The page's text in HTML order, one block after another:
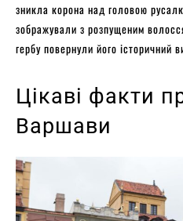
зникла корона над головою
зображували з розпущеним
гербу повернули його історичний
Цікаві факти
Варшави